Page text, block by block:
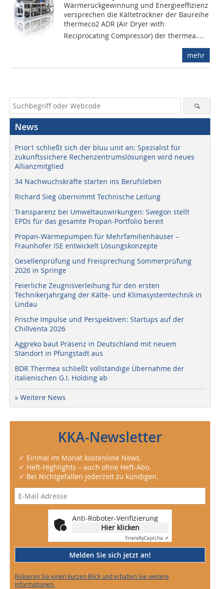
Wärmerückgewinnung und Energieeffizienz
versprechen die Kältetrockner der Baureihe
thermeco2 ADR (Air Dryer with
Reciprocating Compressor) der thermea....
mehr
News
Prior1 schließt sich der bluu unit an: Spezialist für
zukunftssichere Rechenzentrumslösungen wird neues
Allianzmitglied
34 Nachwuchskräfte starten ins Berufsleben
Richard Sieg übernimmt Technische Leitung
Transparenz bei Umweltauswirkungen: Swegon stellt
EPDs für das gesamte Propan-Portfolio bereit
Propan-Wärmepumpen für Mehrfamilienhäuser –
Fraunhofer ISE entwickelt Lösungskonzepte
Gesellenprüfung und Freisprechung Sommerprüfung
2026 in Springe
Feierliche Zeugnisverleihung für den ersten
Technikerjahrgang der Kälte- und Klimasystemtechnik in
Lindau
Frische Impulse und Perspektiven: Startups auf der
Chillventa 2026
Aggreko baut Präsenz in Deutschland mit neuem
Standort in Pfungstadt aus
BDR Thermea schließt vollständige Übernahme der
italienischen G.I. Holding ab
» Weitere News
KKA-Newsletter
✓ Einmal im Monat kostenlose News.
✓ Heft-Highlights – auch ohne Heft-Abo.
✓ Bei Nichtgefallen jederzeit zu kündigen.
Anti-Roboter-Verifizierung
Hier klicken
FriendlyCaptcha ⇗
Melden Sie sich jetzt an!
Riskieren Sie einen kurzen Blick und erhalten Sie weitere
Informationen.